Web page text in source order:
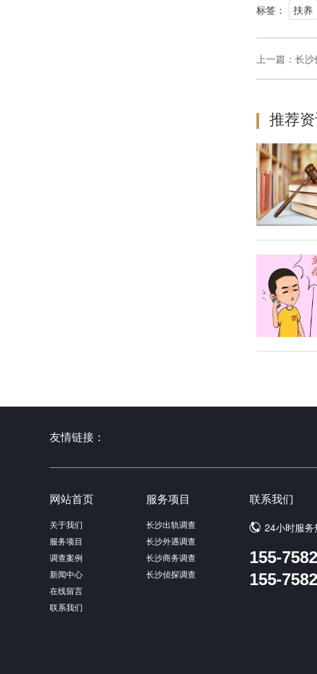
标签： 扶养
上一篇： 长沙
推荐
友情链接：
网站首页
关于我们
服务项目
调查案例
新闻中心
在线留言
联系我们
服务项目
长沙出轨调查
长沙外遇调查
长沙商务调查
长沙侦探调查
联系我们
24小时服务
155-
155-